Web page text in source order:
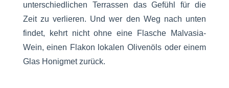
unterschiedlichen Terrassen das Gefühl für die
Zeit zu verlieren. Und wer den Weg nach unten
findet, kehrt nicht ohne eine Flasche Malvasia-
Wein, einen Flakon lokalen Olivenöls oder einem
Glas Honigmet zurück.